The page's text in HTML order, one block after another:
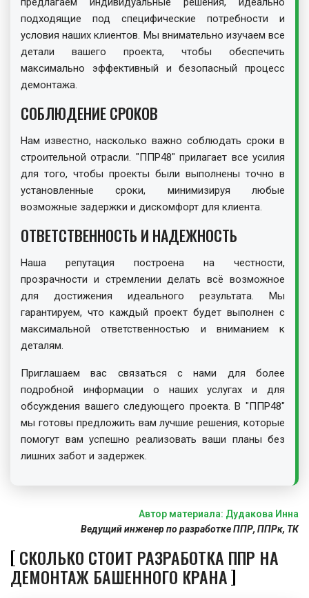
подходящие под специфические потребности и
условия наших клиентов. Мы внимательно изучаем все
детали вашего проекта, чтобы обеспечить
максимально эффективный и безопасный процесс
демонтажа.
СОБЛЮДЕНИЕ СРОКОВ
Нам известно, насколько важно соблюдать сроки в
строительной отрасли. "ППР48" прилагает все усилия
для того, чтобы проекты были выполнены точно в
установленные сроки, минимизируя любые
возможные задержки и дискомфорт для клиента.
ОТВЕТСТВЕННОСТЬ И НАДЕЖНОСТЬ
Наша репутация построена на честности,
прозрачности и стремлении делать всё возможное
для достижения идеального результата. Мы
гарантируем, что каждый проект будет выполнен с
максимальной ответственностью и вниманием к
деталям.
Приглашаем вас связаться с нами для более
подробной информации о наших услугах и для
обсуждения вашего следующего проекта. В "ППР48"
мы готовы предложить вам лучшие решения, которые
помогут вам успешно реализовать ваши планы без
лишних забот и задержек.
Автор материала: Дудакова Инна
Ведущий инженер по разработке ППР, ППРк, ТК
СКОЛЬКО СТОИТ РАЗРАБОТКА ППР НА
ДЕМОНТАЖ БАШЕННОГО КРАНА